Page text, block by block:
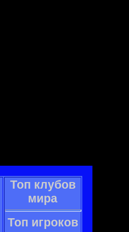
Топ клубов
мира
Топ игроков